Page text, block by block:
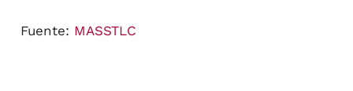
Fuente: MASSTLC